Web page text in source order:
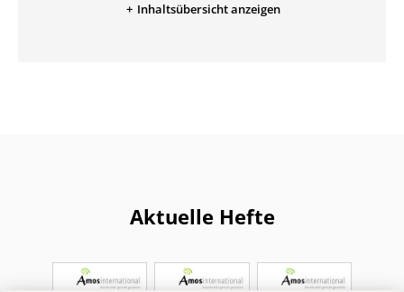
Inhaltsübersicht anzeigen
Aktuelle Hefte